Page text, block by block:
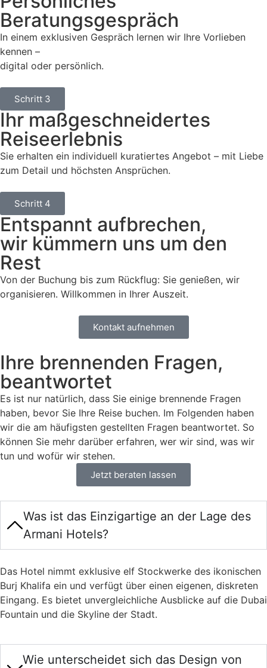
Beratungsgespräch
In einem exklusiven Gespräch lernen wir Ihre Vorlieben
kennen –
digital oder persönlich.
Schritt 3
Ihr maßgeschneidertes
Reiseerlebnis
Sie erhalten ein individuell kuratiertes Angebot – mit Liebe
zum Detail und höchsten Ansprüchen.
Schritt 4
Entspannt aufbrechen,
wir kümmern uns um den
Rest
Von der Buchung bis zum Rückflug: Sie genießen, wir
organisieren. Willkommen in Ihrer Auszeit.
Kontakt aufnehmen
Ihre brennenden Fragen,
beantwortet
Es ist nur natürlich, dass Sie einige brennende Fragen
haben, bevor Sie Ihre Reise buchen. Im Folgenden haben
wir die am häufigsten gestellten Fragen beantwortet. So
können Sie mehr darüber erfahren, wer wir sind, was wir
tun und wofür wir stehen.
Jetzt beraten lassen
Was ist das Einzigartige an der Lage des
Armani Hotels?
Das Hotel nimmt exklusive elf Stockwerke des ikonischen
Burj Khalifa ein und verfügt über einen eigenen, diskreten
Eingang. Es bietet unvergleichliche Ausblicke auf die Dubai
Fountain und die Skyline der Stadt.
Wie unterscheidet sich das Design von